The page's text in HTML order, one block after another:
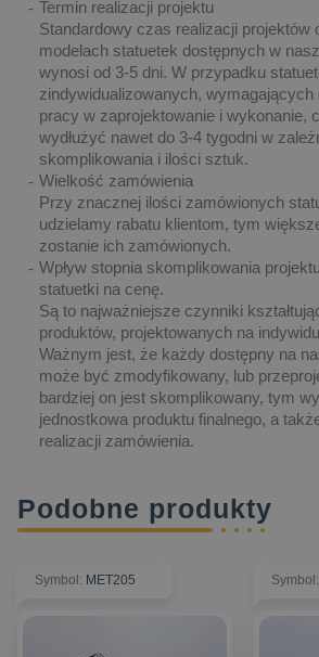
Termin realizacji projektu
Standardowy czas realizacji projektów
modelach statuetek dostępnych w
wynosi od 3-5 dni. W przypadku
zindywidualizowanych, wymagających
pracy w zaprojektowanie i wykonanie,
wydłużyć nawet do 3-4 tygodni w
skomplikowania i ilości sztuk.
Wielkość zamówienia
Przy znacznej ilości zamówionych
udzielamy rabatu klientom, tym
zostanie ich zamówionych.
Wpływ stopnia skomplikowania
statuetki na cenę.
Są to najważniejsze czynniki
produktów, projektowanych na
Ważnym jest, że każdy dostępny na
może być zmodyfikowany, lub
bardziej on jest skomplikowany, tym
jednostkowa produktu finalnego, a
realizacji zamówienia.
Podobne produkty
Symbol: MET205 Symbol: